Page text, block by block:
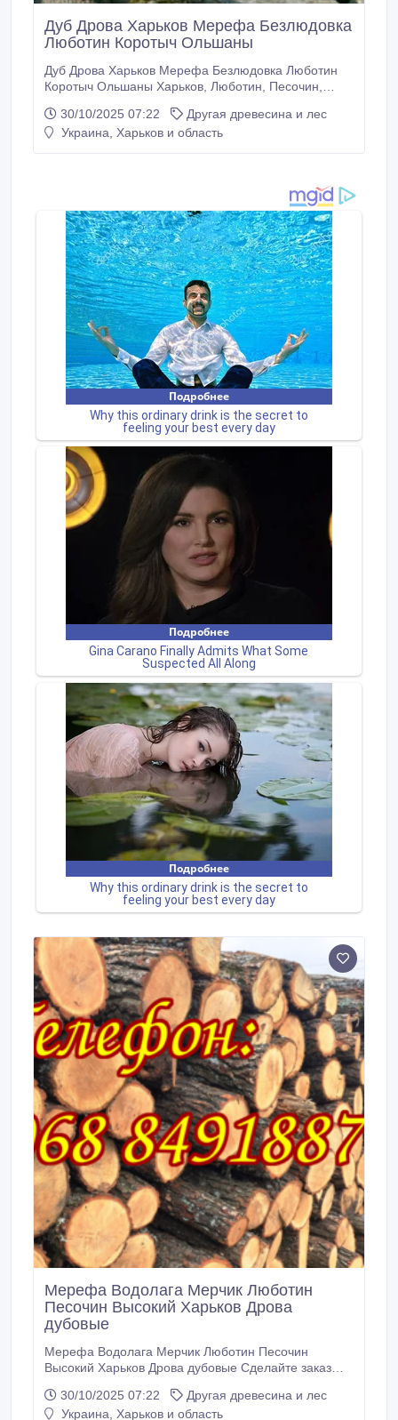
Дуб Дрова Харьков Мерефа Безлюдовка
Люботин Коротыч Ольшаны
Дуб Дрова Харьков Мерефа Безлюдовка Люботин
Коротыч Ольшаны Харьков, Люботин, Песочин,
Харьковский, Валковский, Чугуевский (старое
название Змиевской). Не знаете, где купить дрова?
30/10/2025 07:22
Другая древесина и лес
Украина, Харьков и область
Мерефа Водолага Мерчик Люботин
Песочин Высокий Харьков Дрова
дубовые
Мерефа Водолага Мерчик Люботин Песочин
Высокий Харьков Дрова дубовые Сделайте заказ
Харькова. А также по Харьковскому,
Нововодолажскому и Чугуевскому (бывший
30/10/2025 07:22
Другая древесина и лес
Украина, Харьков и область